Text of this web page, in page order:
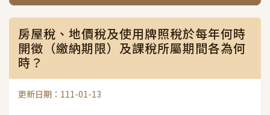
房屋稅、地價稅及使用牌照稅於每年何時
開徵（繳納期限）及課稅所屬期間各為何
時？
更新日期：111-01-13